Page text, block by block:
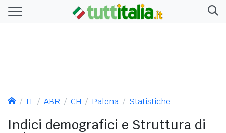
IT ABR CH Palena Statistiche
Indici demografici e Struttura di